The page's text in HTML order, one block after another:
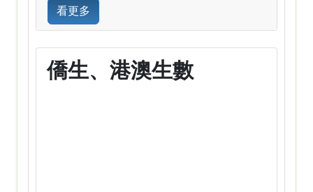
看更多
僑生、港澳生數